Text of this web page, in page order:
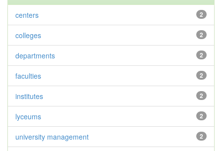
2
centers
2
colleges
2
departments
2
faculties
2
institutes
2
lyceums
2
university management